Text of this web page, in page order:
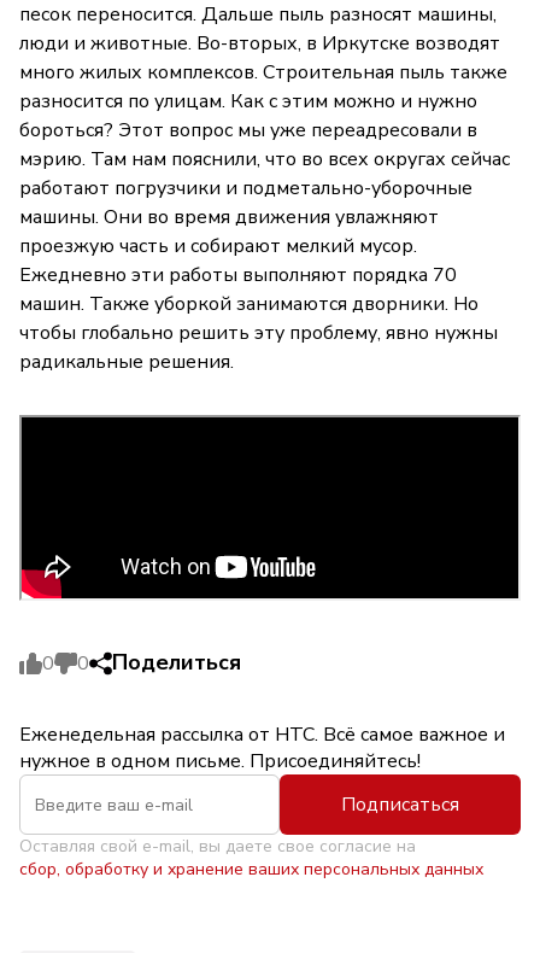
песок переносится. Дальше пыль разносят машины,
люди и животные. Во-вторых, в Иркутске возводят
много жилых комплексов. Строительная пыль также
разносится по улицам. Как с этим можно и нужно
бороться? Этот вопрос мы уже переадресовали в
мэрию. Там нам пояснили, что во всех округах сейчас
работают погрузчики и подметально-уборочные
машины. Они во время движения увлажняют
проезжую часть и собирают мелкий мусор.
Ежедневно эти работы выполняют порядка 70
машин. Также уборкой занимаются дворники. Но
чтобы глобально решить эту проблему, явно нужны
радикальные решения.
0 0 Поделиться
Еженедельная рассылка от НТС. Всё самое важное и
нужное в одном письме. Присоединяйтесь!
Подписаться
Оставляя свой e-mail, вы даете свое согласие на
сбор, обработку и хранение ваших персональных данных